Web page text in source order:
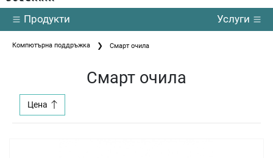
Продукти Услуги
Компютърна поддръжка Смарт очила
Смарт очила
Цена